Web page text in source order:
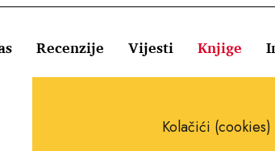
Recenzije Vijesti Knjige
Kolačići